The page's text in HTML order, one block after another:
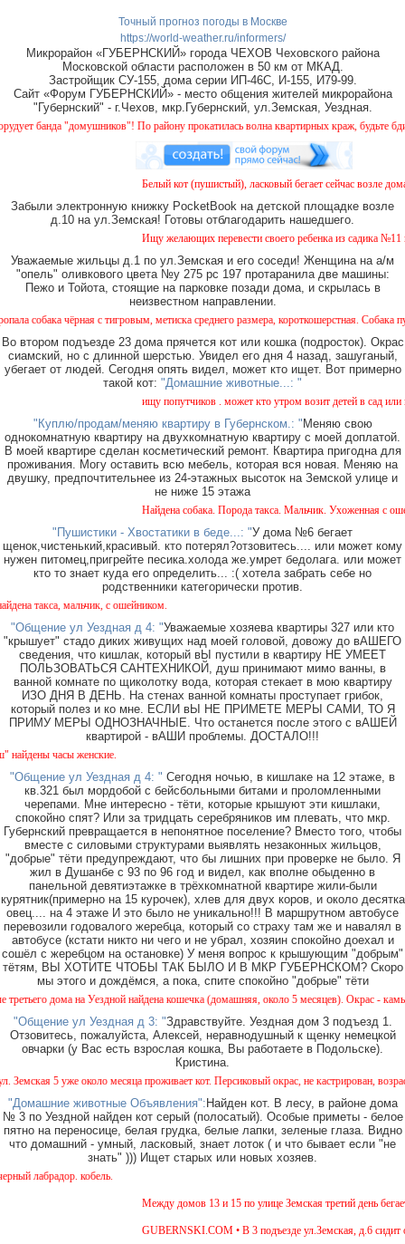
Точный прогноз погоды в Москве
https://world-weather.ru/informers/
Микрорайон «ГУБЕРНСКИЙ» города ЧЕХОВ Чеховского района
Московской области расположен в 50 км от МКАД.
Застройщик СУ-155, дома серии ИП-46С, И-155, И79-99.
Сайт «Форум ГУБЕРНСКИЙ» - место общения жителей микрорайона
"Губернский" - г.Чехов, мкр.Губернский, ул.Земская, Уездная.
банда "домушников"! По району прокатилась волна квартирных краж, будьте
Белый кот (пушистый), ласковый бегает сейчас возле
Забыли электронную книжку PocketBook на детской площадке возле
д.10 на ул.Земская! Готовы отблагодарить нашедшего.
Ищу желающих перевести своего ребенка из садика №11
Уважаемые жильцы д.1 по ул.Земская и его соседи! Женщина на а/м
"опель" оливкового цвета №у 275 рс 197 протаранила две машины:
Пежо и Тойота, стоящие на парковке позади дома, и скрылась в
неизвестном направлении.
чёрная с тигровым, метиска среднего размера, короткошерстная. Собака
Во втором подъезде 23 дома прячется кот или кошка (подросток). Окрас
сиамский, но с длинной шерстью. Увидел его дня 4 назад, зашуганый,
убегает от людей. Сегодня опять видел, может кто ищет. Вот примерно
такой кот: "Домашние животные...: "
ищу попутчиков . может кто утром возит детей в сад или
"Куплю/продам/меняю квартиру в Губернском.: " Меняю свою
однокомнатную квартиру на двухкомнатную квартиру с моей доплатой.
В моей квартире сделан косметический ремонт. Квартира пригодна для
проживания. Могу оставить всю мебель, которая вся новая. Меняю на
двушку, предпочтительнее из 24-этажных высоток на Земской улице и
не ниже 15 этажа
Найдена собака. Порода такса. Мальчик. Ухоженная с
"Пушистики - Хвостатики в беде...: "У дома №6 бегает
щенок,чистенький,красивый. кто потерял?отзовитесь.... или может кому
нужен питомец,пригрейте песика.холода же.умрет бедолага. или может
кто то знает куда его определить... :( хотела забрать себе но
родственники категорически против.
такса, мальчик, с ошейником.
"Общение ул Уездная д 4: "Уважаемые хозяева квартиры 327 или кто
"крышует" стадо диких живущих над моей головой, довожу до вАШЕГО
сведения, что кишлак, который вЫ пустили в квартиру НЕ УМЕЕТ
ПОЛЬЗОВАТЬСЯ САНТЕХНИКОЙ, душ принимают мимо ванны, в
ванной комнате по щиколотку вода, которая стекает в мою квартиру
ИЗО ДНЯ В ДЕНЬ. На стенах ванной комнаты проступает грибок,
который полез и ко мне. ЕСЛИ вЫ НЕ ПРИМЕТЕ МЕРЫ САМИ, ТО Я
ПРИМУ МЕРЫ ОДНОЗНАЧНЫЕ. Что останется после этого с вАШЕЙ
квартирой - вАШИ проблемы. ДОСТАЛО!!!
часы женские.
"Общение ул Уездная д 4: " Сегодня ночью, в кишлаке на 12 этаже, в
кв.321 был мордобой с бейсбольными битами и проломленными
черепами. Мне интересно - тёти, которые крышуют эти кишлаки,
спокойно спят? Или за тридцать серебряников им плевать, что мкр.
Губернский превращается в непонятное поселение? Вместо того, чтобы
вместе с силовыми структурами выявлять незаконных жильцов,
"добрые" тёти предупреждают, что бы лишних при проверке не было. Я
жил в Душанбе с 93 по 96 год и видел, как вполне обыденно в
панельной девятиэтажке в трёхкомнатной квартире жили-были
курятник(примерно на 15 курочек), хлев для двух коров, и около десятка
овец.... на 4 этаже И это было не уникально!!! В маршрутном автобусе
перевозили годовалого жеребца, который со страху там же и навалял в
автобусе (кстати никто ни чего и не убрал, хозяин спокойно доехал и
сошёл с жеребцом на остановке) У меня вопрос к крышующим "добрым"
тётям, ВЫ ХОТИТЕ ЧТОБЫ ТАК БЫЛО И В МКР ГУБЕРНСКОМ? Скоро
мы этого и дождёмся, а пока, спите спокойно "добрые" тёти
дома на Уездной найдена кошечка (домашняя, около 5 месяцев). Окрас -
"Общение ул Уездная д 3: "Здравствуйте. Уездная дом 3 подъезд 1.
Отзовитесь, пожалуйста, Алексей, неравнодушный к щенку немецкой
овчарки (у Вас есть взрослая кошка, Вы работаете в Подольске).
Кристина.
5 уже около месяца проживает кот. Персиковый окрас, не кастрирован,
"Домашние животные Объявления": Найден кот. В лесу, в районе дома
№ 3 по Уездной найден кот серый (полосатый). Особые приметы - белое
пятно на переносице, белая грудка, белые лапки, зеленые глаза. Видно
что домашний - умный, ласковый, знает лоток ( и что бывает если "не
знать" ))) Ищет старых или новых хозяев.
лабрадор. кобель.
Между домов 13 и 15 по улице Земская третий день
GUBERNSKI.COM • В 3 подъезде ул.Земская, д.6 сидит